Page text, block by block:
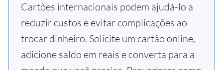
Cartões internacionais podem ajudá-lo a
reduzir custos e evitar complicações ao
trocar dinheiro. Solicite um cartão online,
adicione saldo em reais e converta para a